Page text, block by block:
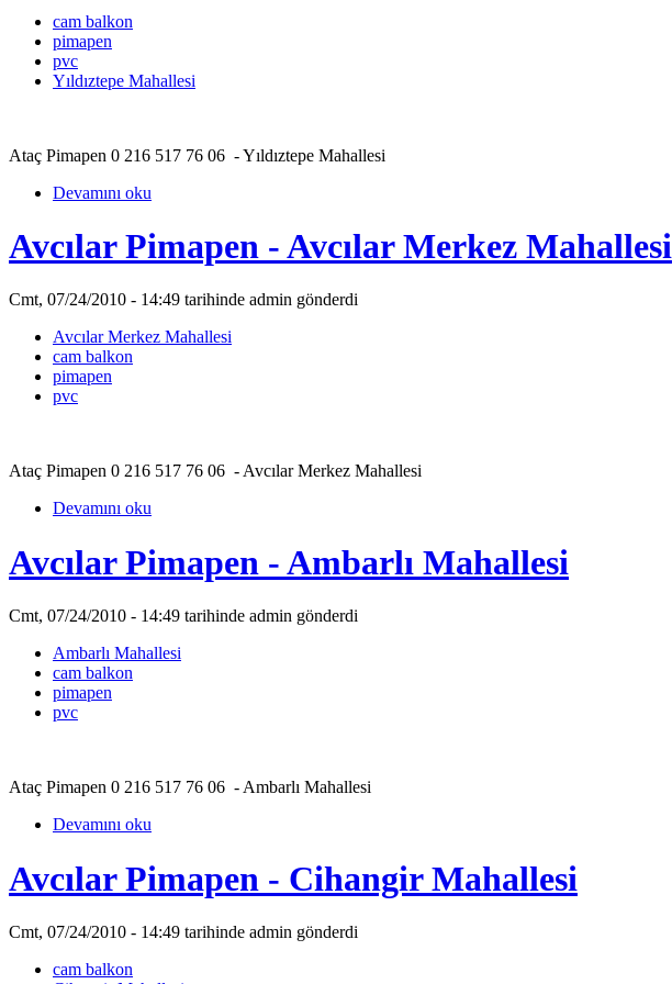
cam balkon
pimapen
pvc
Yıldıztepe Mahallesi
Ataç Pimapen 0 216 517 76 06 - Yıldıztepe Mahallesi
Devamını oku
Avcılar Pimapen - Avcılar Merkez Mahallesi
Cmt, 07/24/2010 - 14:49 tarihinde admin gönderdi
Avcılar Merkez Mahallesi
cam balkon
pimapen
pvc
Ataç Pimapen 0 216 517 76 06 - Avcılar Merkez Mahallesi
Devamını oku
Avcılar Pimapen - Ambarlı Mahallesi
Cmt, 07/24/2010 - 14:49 tarihinde admin gönderdi
Ambarlı Mahallesi
cam balkon
pimapen
pvc
Ataç Pimapen 0 216 517 76 06 - Ambarlı Mahallesi
Devamını oku
Avcılar Pimapen - Cihangir Mahallesi
Cmt, 07/24/2010 - 14:49 tarihinde admin gönderdi
cam balkon